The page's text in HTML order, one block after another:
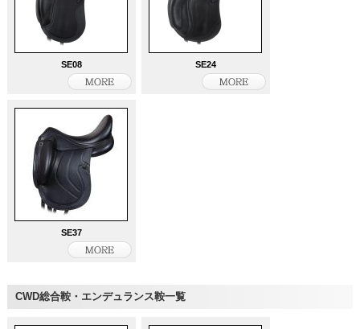
SE08 SE24
SE37
CWD総合鞍・エンデュランス鞍一覧